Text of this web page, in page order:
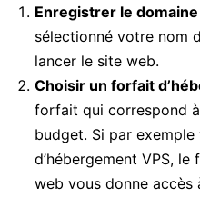
Enregistrer le domaine
sélectionné votre nom
lancer le site web.
Choisir un forfait
forfait qui correspond
budget. Si par
d’hébergement VPS, le
web vous donne accès